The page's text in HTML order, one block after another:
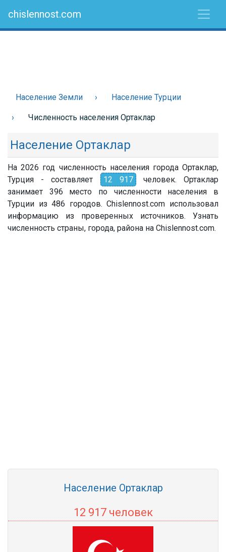
chislennost.com
Население Земли Население Турции
Численность населения Ортаклар
Население Ортаклар
На 2026 год численность населения города Ортаклар,
Турция - составляет
12 917 человек. Ортаклар
занимает 396 место по численности населения в
Турции из 486 городов. Chislennost.com использовал
информацию из проверенных источников. Узнать
численность страны, города, района на Chislennost.com.
Население Ортаклар
12 917 человек